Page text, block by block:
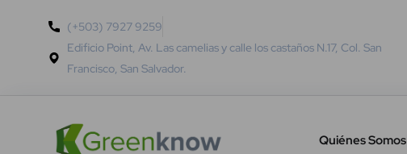
(+503) 7927 9259
Edificio Point, Av. Las camelias y calle los castaños N.17, Col. San
Francisco, San Salvador.
Quiénes Somos